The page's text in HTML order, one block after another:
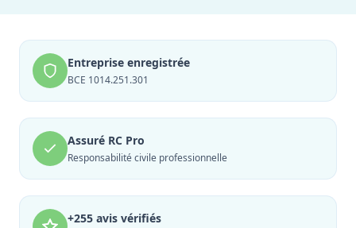
Entreprise enregistrée
BCE 1014.251.301
Assuré RC Pro
Responsabilité civile professionnelle
+255 avis vérifiés